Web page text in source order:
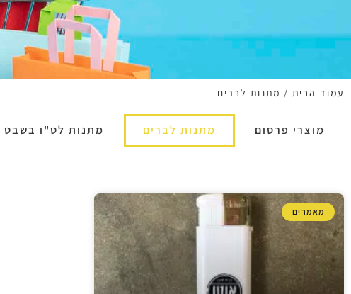
עמוד הבית / מתנות לברים
מוצרי פרסום מתנות לברים מתנות לט"ו בשבט
מאמרים